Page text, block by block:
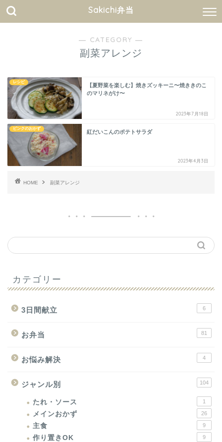
Sakichi弁当
― CATEGORY ―
副菜アレンジ
レシピ
【夏野菜を楽しむ】焼きズッキーニ〜焼ききのこ
のマリネがけ〜
2023年7月18日
ピンクのおかず
紅だいこんのポテトサラダ
2023年4月3日
HOME 副菜アレンジ
カテゴリー
3日間献立 6
お弁当 81
お悩み解決 4
ジャンル別 104
たれ・ソース 1
メインおかず 26
主食 9
作り置きOK 9